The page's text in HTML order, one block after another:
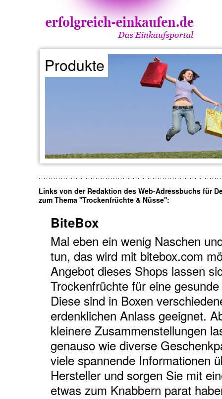
Produkte
Links von der Redaktion des Web-Adressbuchs für
zum Thema ''Trockenfrüchte & Nüsse'':
BiteBox
Mal eben ein wenig Naschen
tun, das wird mit bitebox.com
Angebot dieses Shops lassen
Trockenfrüchte für eine
Diese sind in Boxen
erdenklichen Anlass geeignet.
kleinere Zusammenstellungen
genauso wie diverse
viele spannende Informationen
Hersteller und sorgen Sie mit
etwas zum Knabbern parat